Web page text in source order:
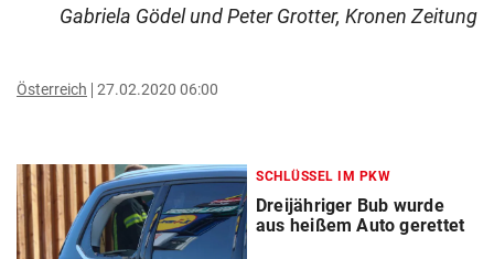
Gabriela Gödel und Peter Grotter, Kronen Zeitung
Österreich 27.02.2020 06:00
SCHLÜSSEL IM PKW
Dreijähriger Bub wurde
aus heißem Auto gerettet